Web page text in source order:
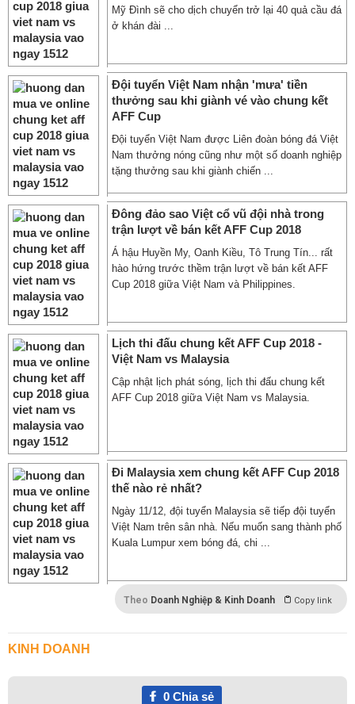
Mỹ Đình sẽ cho dịch chuyển trở lại 40 quả cầu đá
ở khán đài ...
Đội tuyển Việt Nam nhận 'mưa' tiền
thưởng sau khi giành vé vào chung kết
AFF Cup
Đội tuyển Việt Nam được Liên đoàn bóng đá Việt
Nam thưởng nóng cũng như một số doanh nghiệp
tặng thưởng sau khi giành chiến ...
Đông đảo sao Việt cổ vũ đội nhà trong
trận lượt về bán kết AFF Cup 2018
Á hậu Huyền My, Oanh Kiều, Tô Trung Tín... rất
hào hứng trước thềm trận lượt về bán kết AFF
Cup 2018 giữa Việt Nam và Philippines.
Lịch thi đấu chung kết AFF Cup 2018 -
Việt Nam vs Malaysia
Cập nhật lịch phát sóng, lịch thi đấu chung kết
AFF Cup 2018 giữa Việt Nam vs Malaysia.
Đi Malaysia xem chung kết AFF Cup 2018
thế nào rẻ nhất?
Ngày 11/12, đội tuyển Malaysia sẽ tiếp đội tuyển
Việt Nam trên sân nhà. Nếu muốn sang thành phố
Kuala Lumpur xem bóng đá, chi ...
Theo Doanh Nghiệp & Kinh Doanh Copy link
KINH DOANH
0Chia sẻ